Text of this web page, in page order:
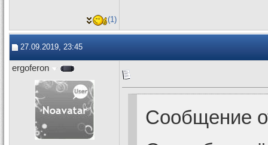
(1)
27.09.2019, 23:45
ergoferon
Сообщение